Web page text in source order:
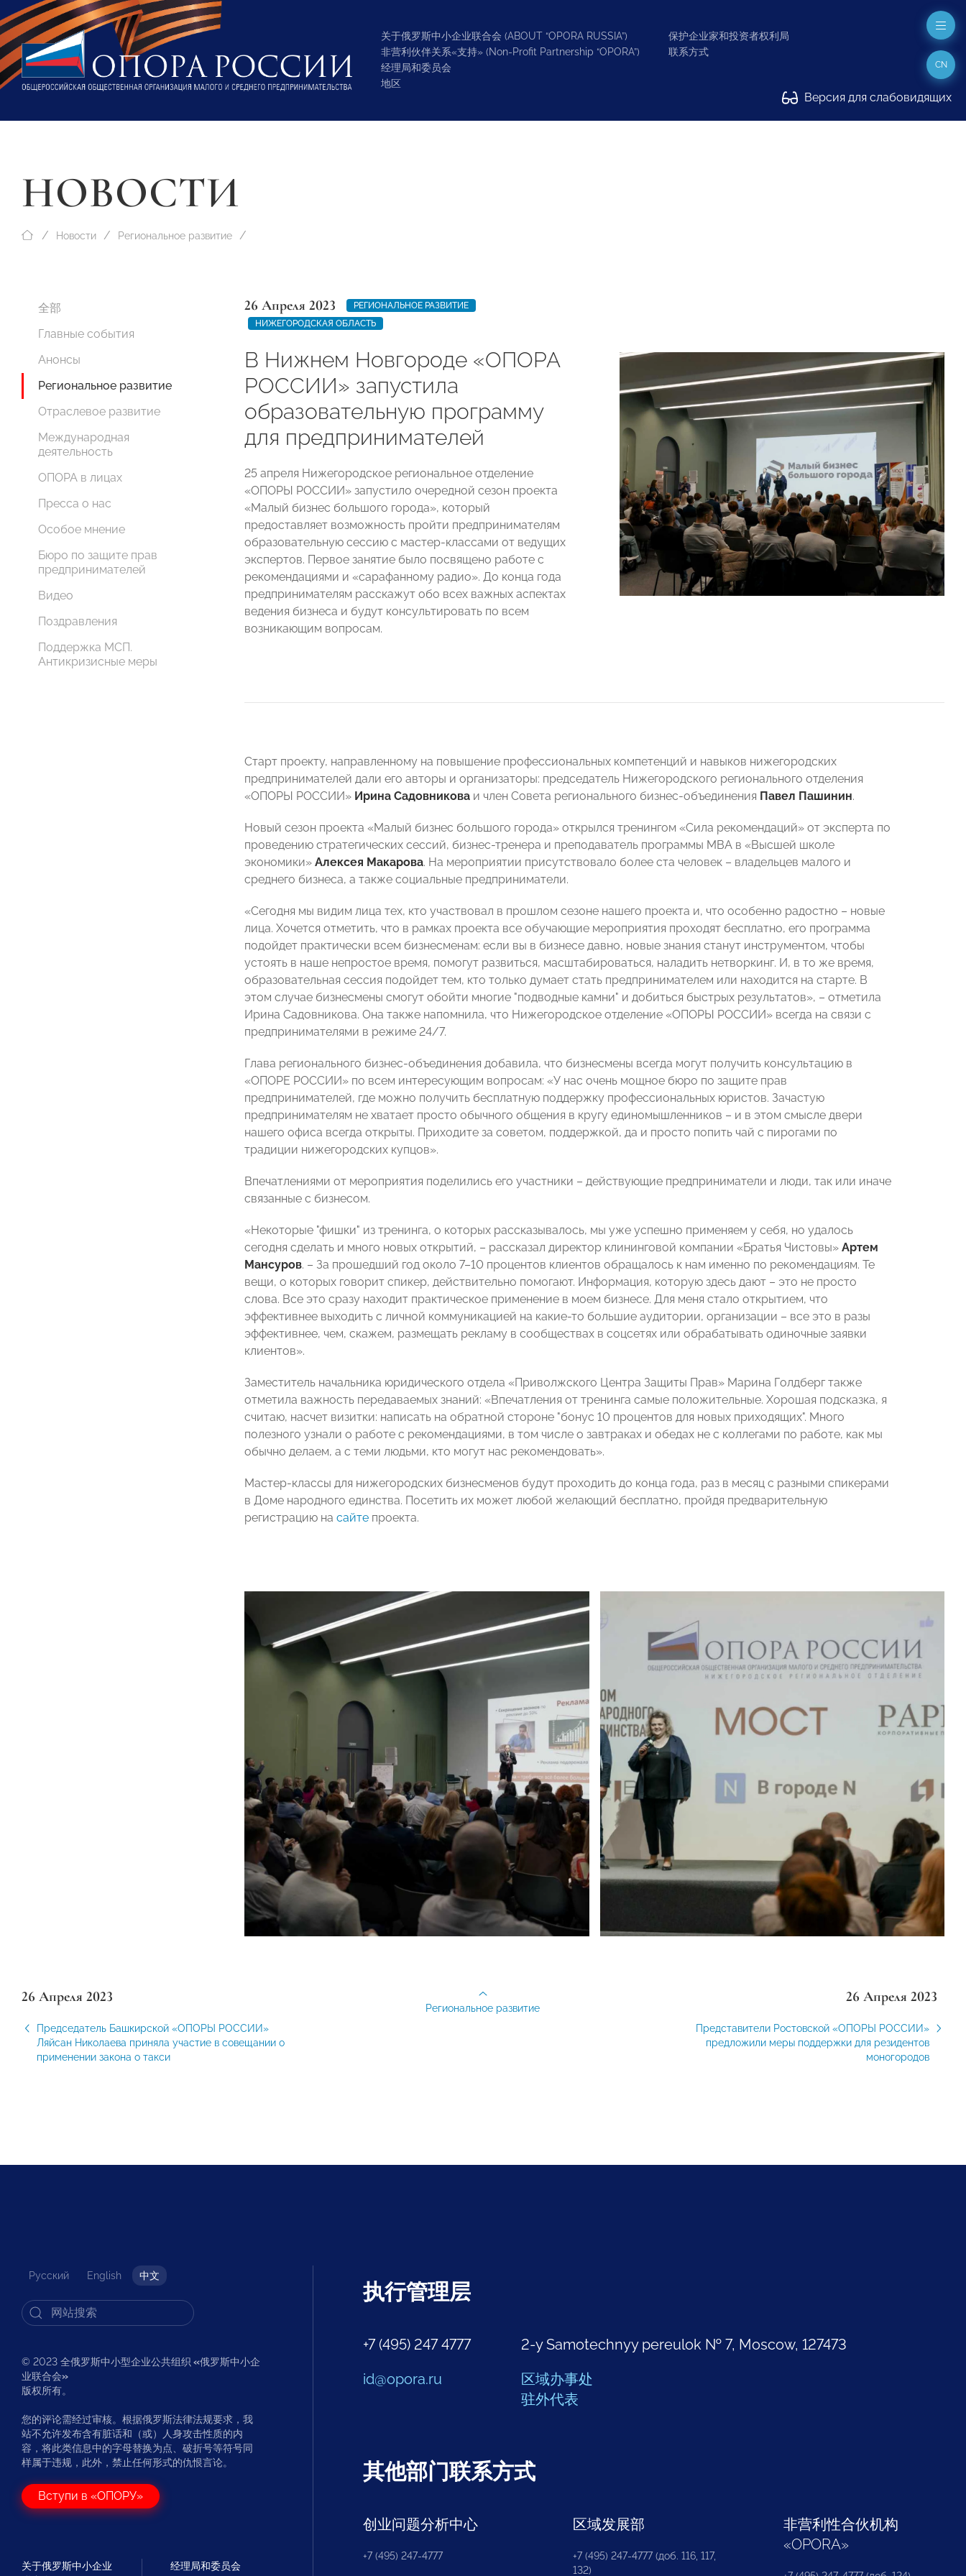
关于俄罗斯中小企业联合会 (ABOUT “OPORA RUSSIA”)
非营利伙伴关系«支持» (Non-Profit Partnership “OPORA”)
经理局和委员会
地区
保护企业家和投资者权利局
联系方式
Версия для слабовидящих
CN
НОВОСТИ
Новости Региональное развитие
全部
Главные события
Анонсы
Региональное развитие
Отраслевое развитие
Международная
деятельность
ОПОРА в лицах
Пресса о нас
Особое мнение
Бюро по защите прав
предпринимателей
Видео
Поздравления
Поддержка МСП.
Антикризисные меры
26 Апреля 2023
РЕГИОНАЛЬНОЕ РАЗВИТИЕ
НИЖЕГОРОДСКАЯ ОБЛАСТЬ
В Нижнем Новгороде «ОПОРА
РОССИИ» запустила
образовательную программу
для предпринимателей
25 апреля Нижегородское региональное отделение
«ОПОРЫ РОССИИ» запустило очередной сезон проекта
«Малый бизнес большого города», который
предоставляет возможность пройти предпринимателям
образовательную сессию с мастер-классами от ведущих
экспертов. Первое занятие было посвящено работе с
рекомендациями и «сарафанному радио». До конца года
предпринимателям расскажут обо всех важных аспектах
ведения бизнеса и будут консультировать по всем
возникающим вопросам.
Старт проекту, направленному на повышение профессиональных компетенций и навыков нижегородских
предпринимателей дали его авторы и организаторы: председатель Нижегородского регионального отделения
«ОПОРЫ РОССИИ» Ирина Садовникова и член Совета регионального бизнес-объединения Павел Пашинин.
Новый сезон проекта «Малый бизнес большого города» открылся тренингом «Сила рекомендаций» от эксперта по
проведению стратегических сессий, бизнес-тренера и преподаватель программы MBA в «Высшей школе
экономики» Алексея Макарова. На мероприятии присутствовало более ста человек – владельцев малого и
среднего бизнеса, а также социальные предприниматели.
«Сегодня мы видим лица тех, кто участвовал в прошлом сезоне нашего проекта и, что особенно радостно – новые
лица. Хочется отметить, что в рамках проекта все обучающие мероприятия проходят бесплатно, его программа
подойдет практически всем бизнесменам: если вы в бизнесе давно, новые знания станут инструментом, чтобы
устоять в наше непростое время, помогут развиться, масштабироваться, наладить нетворкинг. И, в то же время,
образовательная сессия подойдет тем, кто только думает стать предпринимателем или находится на старте. В
этом случае бизнесмены смогут обойти многие "подводные камни" и добиться быстрых результатов», – отметила
Ирина Садовникова. Она также напомнила, что Нижегородское отделение «ОПОРЫ РОССИИ» всегда на связи с
предпринимателями в режиме 24/7.
Глава регионального бизнес-объединения добавила, что бизнесмены всегда могут получить консультацию в
«ОПОРЕ РОССИИ» по всем интересующим вопросам: «У нас очень мощное бюро по защите прав
предпринимателей, где можно получить бесплатную поддержку профессиональных юристов. Зачастую
предпринимателям не хватает просто обычного общения в кругу единомышленников – и в этом смысле двери
нашего офиса всегда открыты. Приходите за советом, поддержкой, да и просто попить чай с пирогами по
традиции нижегородских купцов».
Впечатлениями от мероприятия поделились его участники – действующие предприниматели и люди, так или иначе
связанные с бизнесом.
«Некоторые "фишки" из тренинга, о которых рассказывалось, мы уже успешно применяем у себя, но удалось
сегодня сделать и много новых открытий, – рассказал директор клининговой компании «Братья Чистовы» Артем
Мансуров. – За прошедший год около 7–10 процентов клиентов обращалось к нам именно по рекомендациям. Те
вещи, о которых говорит спикер, действительно помогают. Информация, которую здесь дают – это не просто
слова. Все это сразу находит практическое применение в моем бизнесе. Для меня стало открытием, что
эффективнее выходить с личной коммуникацией на какие-то большие аудитории, организации – все это в разы
эффективнее, чем, скажем, размещать рекламу в сообществах в соцсетях или обрабатывать одиночные заявки
клиентов».
Заместитель начальника юридического отдела «Приволжского Центра Защиты Прав» Марина Голдберг также
отметила важность передаваемых знаний: «Впечатления от тренинга самые положительные. Хорошая подсказка, я
считаю, насчет визитки: написать на обратной стороне "бонус 10 процентов для новых приходящих". Много
полезного узнали о работе с рекомендациями, в том числе о завтраках и обедах не с коллегами по работе, как мы
обычно делаем, а с теми людьми, кто могут нас рекомендовать».
Мастер-классы для нижегородских бизнесменов будут проходить до конца года, раз в месяц с разными спикерами
в Доме народного единства. Посетить их может любой желающий бесплатно, пройдя предварительную
регистрацию на сайте проекта.
26 Апреля 2023
Председатель Башкирской «ОПОРЫ РОССИИ»
Ляйсан Николаева приняла участие в совещании о
применении закона о такси
26 Апреля 2023
Представители Ростовской «ОПОРЫ РОССИИ»
предложили меры поддержки для резидентов
моногородов
Региональное развитие
Русский English 中文
© 2023 全俄罗斯中小型企业公共组织 «俄罗斯中小企
业联合会»
版权所有。
您的评论需经过审核。根据俄罗斯法律法规要求，我
站不允许发布含有脏话和（或）人身攻击性质的内
容，将此类信息中的字母替换为点、破折号等符号同
样属于违规，此外，禁止任何形式的仇恨言论。
Вступи в «ОПОРУ»
关于俄罗斯中小企业
经理局和委员会
执行管理层
+7 (495) 247 4777
id@opora.ru
2-y Samotechnyy pereulok № 7, Moscow, 127473
区域办事处
驻外代表
其他部门联系方式
创业问题分析中心
+7 (495) 247-4777
区域发展部
+7 (495) 247-4777 (доб. 116, 117,
132)
非营利性合伙机构
«OPORA»